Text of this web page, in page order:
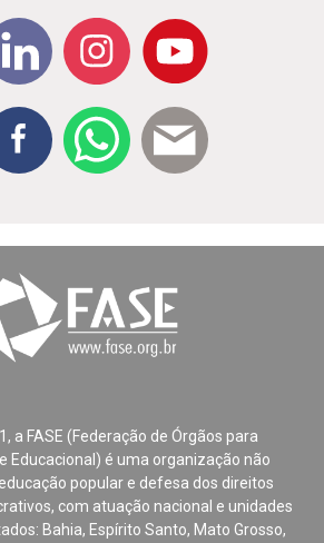
a FASE (Federação de Órgãos para
Educacional) é uma organização não
popular e defesa dos direitos
com atuação nacional e unidades
Bahia, Espírito Santo, Mato Grosso,